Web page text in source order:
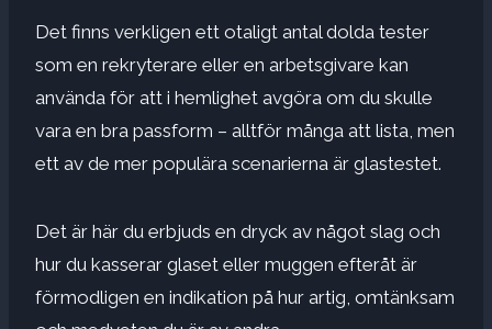
Det finns verkligen ett otaligt antal dolda tester
som en rekryterare eller en arbetsgivare kan
använda för att i hemlighet avgöra om du skulle
vara en bra passform – alltför många att lista, men
ett av de mer populära scenarierna är glastestet.
Det är här du erbjuds en dryck av något slag och
hur du kasserar glaset eller muggen efteråt är
förmodligen en indikation på hur artig, omtänksam